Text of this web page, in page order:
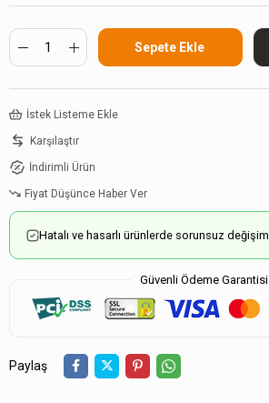
İstek Listeme Ekle
Karşılaştır
İndirimli Ürün
Fiyat Düşünce Haber Ver
Hatalı ve hasarlı ürünlerde sorunsuz değişim
Güvenli Ödeme Garantisi
Paylaş